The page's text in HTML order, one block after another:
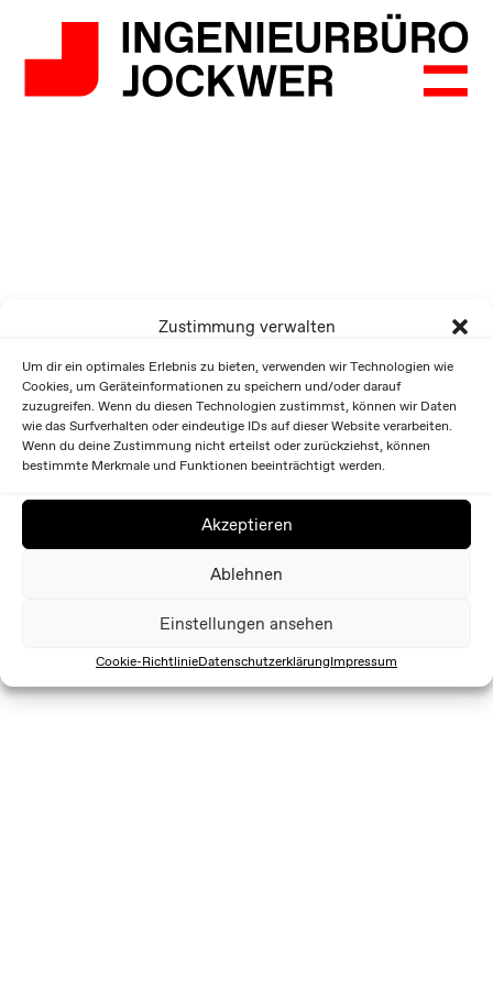
Zustimmung verwalten
Um dir ein optimales Erlebnis zu bieten, verwenden wir Technologien wie
Cookies, um Geräteinformationen zu speichern und/oder darauf
zuzugreifen. Wenn du diesen Technologien zustimmst, können wir Daten
wie das Surfverhalten oder eindeutige IDs auf dieser Website verarbeiten.
Wenn du deine Zustimmung nicht erteilst oder zurückziehst, können
bestimmte Merkmale und Funktionen beeinträchtigt werden.
Akzeptieren
Ablehnen
Einstellungen ansehen
Cookie-RichtlinieDatenschutzerklärungImpressum